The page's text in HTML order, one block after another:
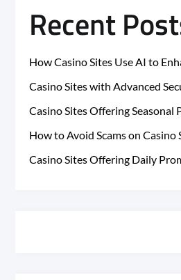
Recent
How Casino Sites Use AI to
Casino Sites with Advanced
Casino Sites Offering Seasonal
How to Avoid Scams on Casino
Casino Sites Offering Daily